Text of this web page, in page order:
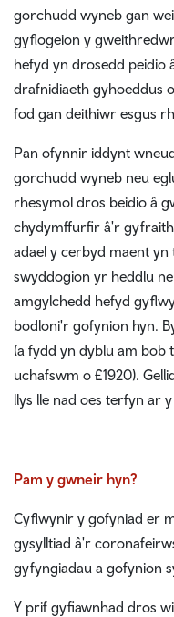
gorchudd wyneb gan
gyflogeion y
hefyd yn drosedd peidio
drafnidiaeth gyhoeddus
fod gan deithiwr esgus
Pan ofynnir iddynt
gorchudd wyneb neu
rhesymol dros beidio â
chydymffurfir â'r
adael y cerbyd maent
swyddogion yr heddlu
amgylchedd hefyd
bodloni'r gofynion hyn.
(a fydd yn dyblu am bob
uchafswm o £1920).
llys lle nad oes terfyn ar
Pam y gwneir hyn?
Cyflwynir y gofyniad er
gysylltiad â'r
gyfyngiadau a gofynion
Y prif gyfiawnhad dros